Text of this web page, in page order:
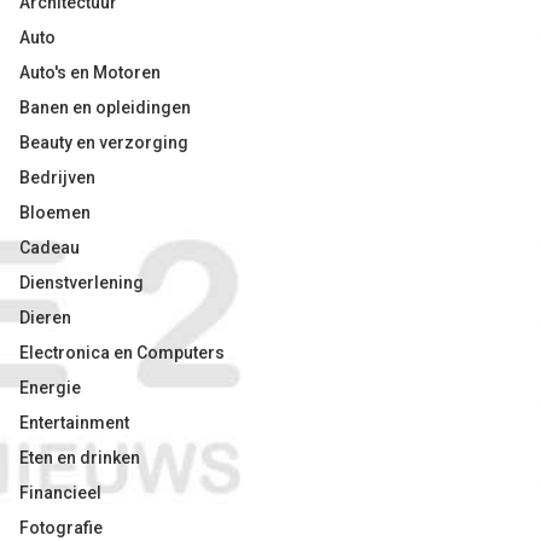
Auto
Auto's en Motoren
Banen en opleidingen
Beauty en verzorging
Bedrijven
Bloemen
Cadeau
Dienstverlening
Dieren
Electronica en Computers
Energie
Entertainment
Eten en drinken
Financieel
Fotografie